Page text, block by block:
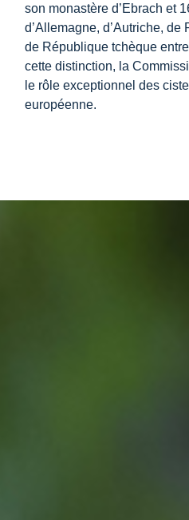
son monastère d’Ebrach et
d’Allemagne, d’Autriche,
de République tchèque
cette distinction, la
le rôle exceptionnel des
européenne.